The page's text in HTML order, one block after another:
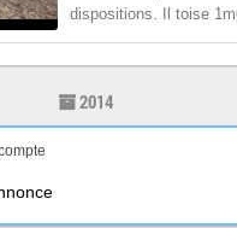
dispositions. Il toise
2014